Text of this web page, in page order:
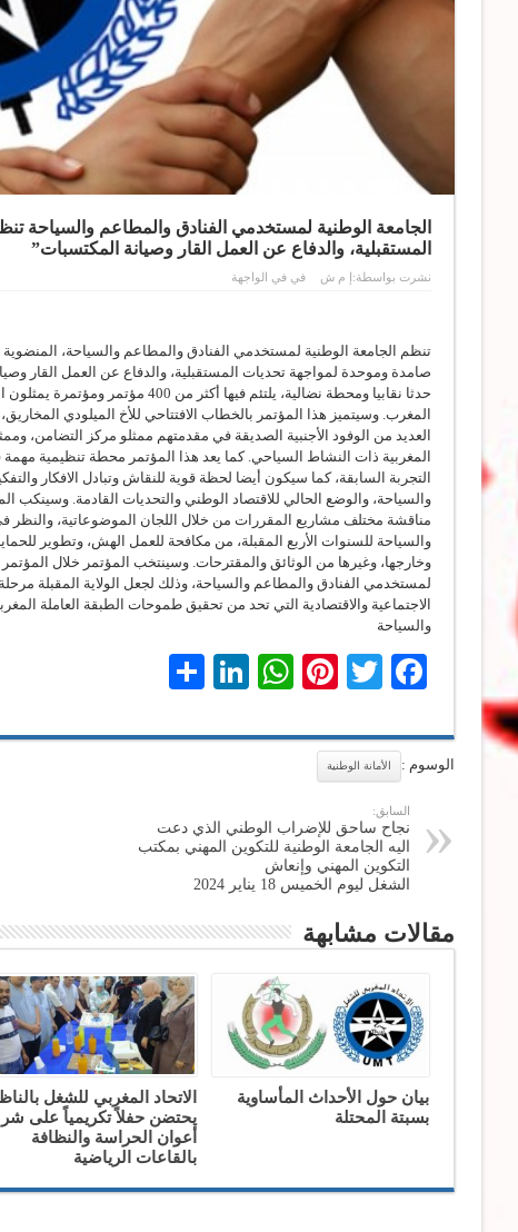
الجامعة الوطنية لمستخدمي الفنادق والمطاعم والسياحة
المستقبلية، والدفاع عن العمل القار وصيانة المكتسبات”
نشرت بواسطة:إ م ش في في الواجهة
تنظم الجامعة الوطنية لمستخدمي الفنادق والمطاعم والسياحة،
حدثا نقابيا ومحطة نضالية، يلتئم
المغرب. وسيتميز هذا المؤتمر بالخطاب الافتتاحي للأخ الميلودي
المغربية ذات النشاط السياحي. كما يعد هذا المؤتمر محطة تنظيمية
التجربة السابقة، كما سيكون أيضا لحظة قوية للنقاش وتبادل الافكار
والسياحة، والوضع الحالي للاقتصاد الوطني والتحديات القادمة.
مناقشة مختلف مشاريع المقررات من خلال اللجان الموضوعاتية، والنظر
والسياحة للسنوات الأربع المقبلة، من مكافحة للعمل الهش، وتطوير
وخارجها، وغيرها من الوثائق والمقترحات. وسينتخب المؤتمر خلال
لمستخدمي الفنادق والمطاعم والسياحة، وذلك لجعل الولاية المقبلة
الاجتماعية والاقتصادية التي تحد من تحقيق طموحات الطبقة العاملة
والسياحة
Facebook
Twitter
Pinterest
WhatsApp
LinkedIn
الوسوم : الأمانة الوطنية
السابق:
نجاح ساحق للإضراب الوطني الذي دعت
اليه الجامعة الوطنية للتكوين المهني بمكتب
التكوين المهني وإنعاش
الشغل ليوم الخميس 18 يناير 2024
مقالات مشابهة
بيان حول الأحداث المأساوية
بسبتة المحتلة
الاتحاد المغربي للشغل
يحتضن حفلاً تكريمياً على
أعوان الحراسة والنظافة
بالقاعات الرياضية